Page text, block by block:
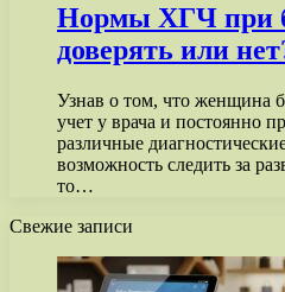
Нормы ХГЧ при
доверять или
Узнав о том, что женщина
учет у врача и постоянно
различные
возможность следить за
то…
Свежие записи